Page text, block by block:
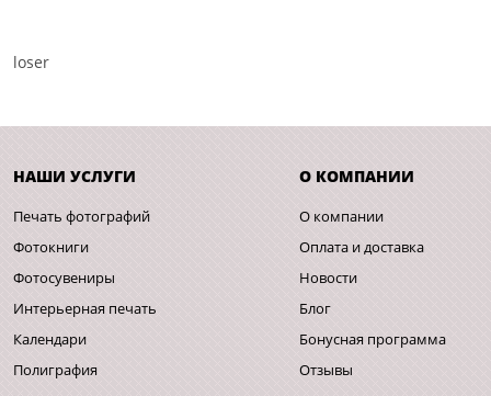
loser
НАШИ УСЛУГИ
Печать фотографий
Фотокниги
Фотосувениры
Интерьерная печать
Календари
Полиграфия
О КОМПАНИИ
О компании
Оплата и доставка
Новости
Блог
Бонусная программа
Отзывы